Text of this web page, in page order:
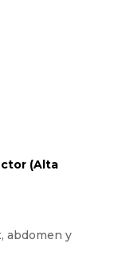
(Alta
abdomen y